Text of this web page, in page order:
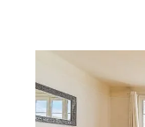
PARIS 75020
69,76 m
, 3
Ref : 15343